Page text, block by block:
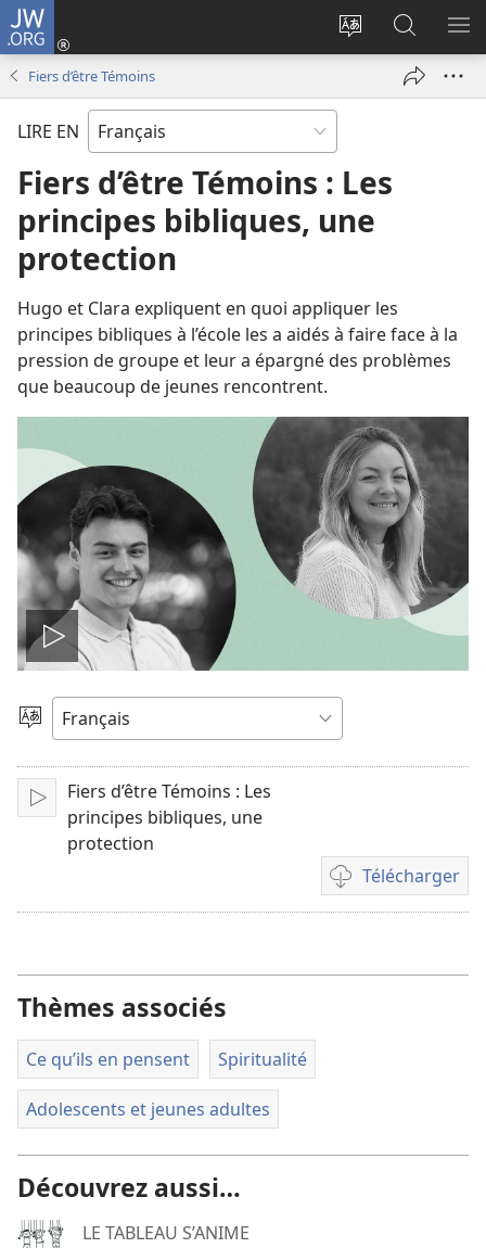
JW.ORG
Changer
langue
Se
connecter
nouvelle
sur
JW.ORG
Fiers d’être Témoins
LIRE EN
Fiers d’être Témoins : Les
principes bibliques, une
protection
Hugo et Clara expliquent en quoi appliquer les
principes bibliques à l’école les a aidés à faire face à la
pression de groupe et leur a épargné des problèmes
que beaucoup de jeunes rencontrent.
Lire
la
vidéo
Choisir
langue
Lire
Fiers d’être Témoins : Les
principes bibliques, une
protection
Télécharger
Options
de
Thèmes associés
Ce qu’ils en pensent Spiritualité
Adolescents et jeunes adultes
Découvrez aussi…
LE TABLEAU S’ANIME